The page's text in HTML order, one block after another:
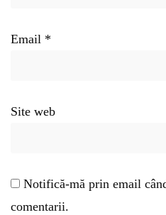
Email *
Site web
Notifică-mă prin email
comentarii.